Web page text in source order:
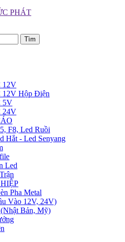
Tìm
12V
12V Hộp Điện
5V
24V
F8, Led Ruồi
Hắt - Led Senyang
Led
Pha Metal
Vào 12V, 24V)
Bản, Mỹ)